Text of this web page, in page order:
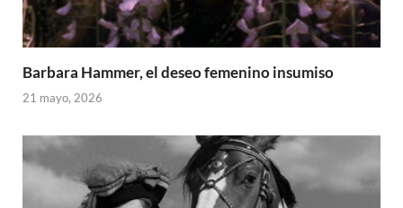
Barbara Hammer, el deseo femenino insumiso
21 mayo, 2026